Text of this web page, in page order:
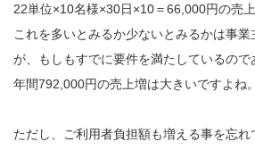
22単位×10名様×30日×10＝66,000円の売上
これを多いとみるか少ないとみるかは事
が、もしもすでに要件を満たしているの
年間792,000円の売上増は大きいですよね。
ただし、ご利用者負担額も増える事を忘れ